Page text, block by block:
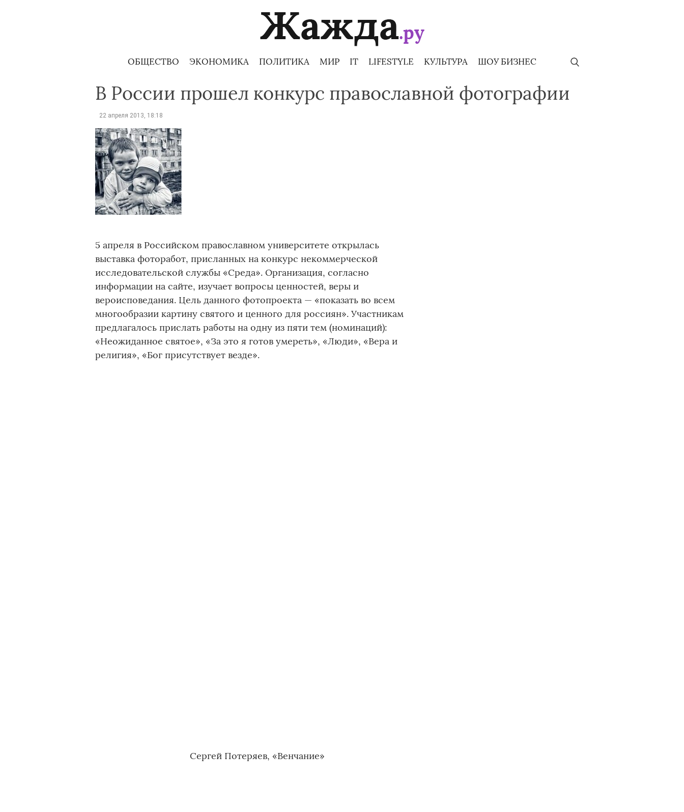
ОБЩЕСТВО ЭКОНОМИКА ПОЛИТИКА МИР IT LIFESTYLE КУЛЬТУРА ШОУ БИЗНЕС
В России прошел конкурс православной фотографии
22 апреля 2013, 18:18
5 апреля в Российском православном университете открылась
выставка фоторабот, присланных на конкурс некоммерческой
исследовательской службы «Среда». Организация, согласно
информации на сайте, изучает вопросы ценностей, веры и
вероисповедания. Цель данного фотопроекта — «показать во всем
многообразии картину святого и ценного для россиян». Участникам
предлагалось прислать работы на одну из пяти тем (номинаций):
«Неожиданное святое», «За это я готов умереть», «Люди», «Вера и
религия», «Бог присутствует везде».
Сергей Потеряев, «Венчание»